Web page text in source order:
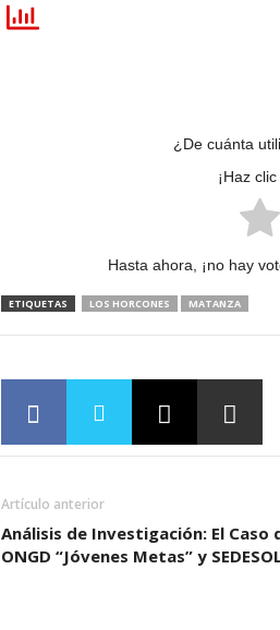
¿De cuánta
¡Haz
Hasta ahora, ¡no hay
ETIQUETAS LOS HORCONES MATANZA
Artículo anterior
Análisis de Investigación: El Caso
ONGD “Jóvenes Metas” y